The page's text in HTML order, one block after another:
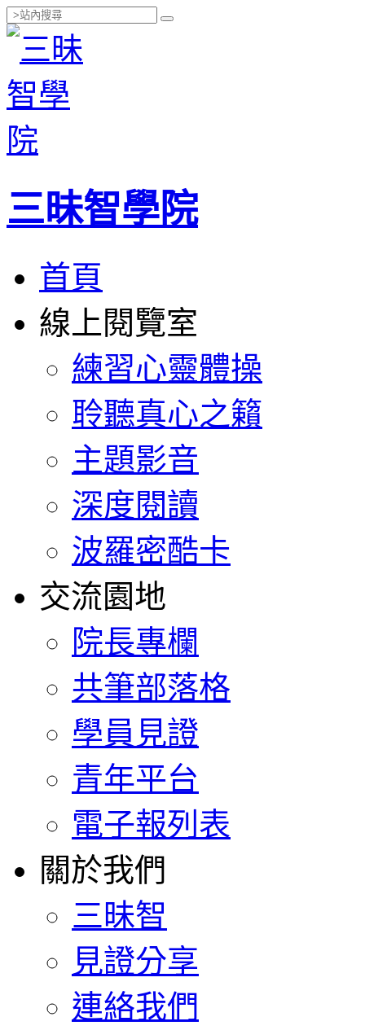
三昧智學院
首頁
線上閱覽室
練習心靈體操
聆聽真心之籟
主題影音
深度閱讀
波羅密酷卡
交流園地
院長專欄
共筆部落格
學員見證
青年平台
電子報列表
關於我們
三昧智
見證分享
連絡我們